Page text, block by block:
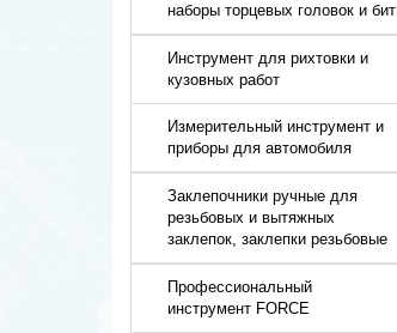
наборы торцевых головок и бит
Инструмент для рихтовки и
кузовных работ
Измерительный инструмент и
приборы для автомобиля
Заклепочники ручные для
резьбовых и вытяжных
заклепок, заклепки резьбовые
Профессиональный
инструмент FORCE